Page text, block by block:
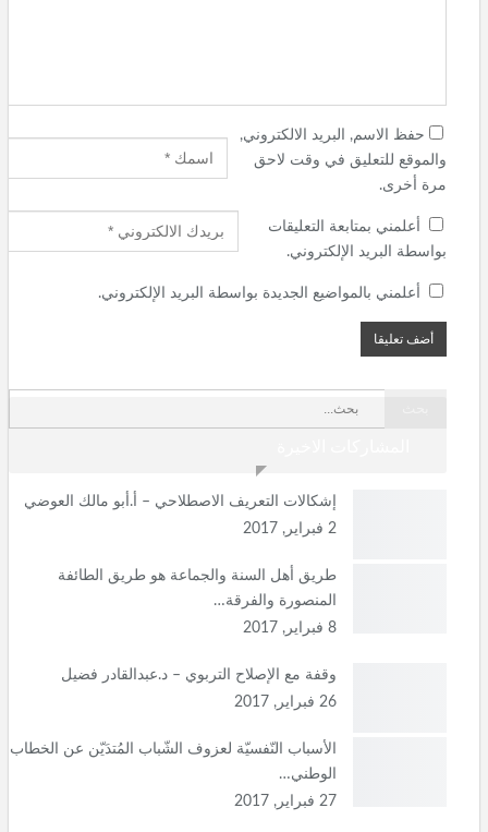
حفظ الاسم, البريد الالكتروني,
والموقع للتعليق في وقت لاحق
مرة أخرى.
أعلمني بمتابعة التعليقات
بواسطة البريد الإلكتروني.
أعلمني بالمواضيع الجديدة بواسطة البريد الإلكتروني.
إشكالات التعريف الاصطلاحي – أ.أبو مالك العوضي
2 فبراير, 2017
طريق أهل السنة والجماعة هو طريق الطائفة
المنصورة والفرقة…
8 فبراير, 2017
وقفة مع الإصلاح التربوي – د.عبدالقادر فضيل
26 فبراير, 2017
الأسباب النّفسيّة لعزوف الشّباب المُتدَيّن عن الخطاب
الوطني…
27 فبراير, 2017